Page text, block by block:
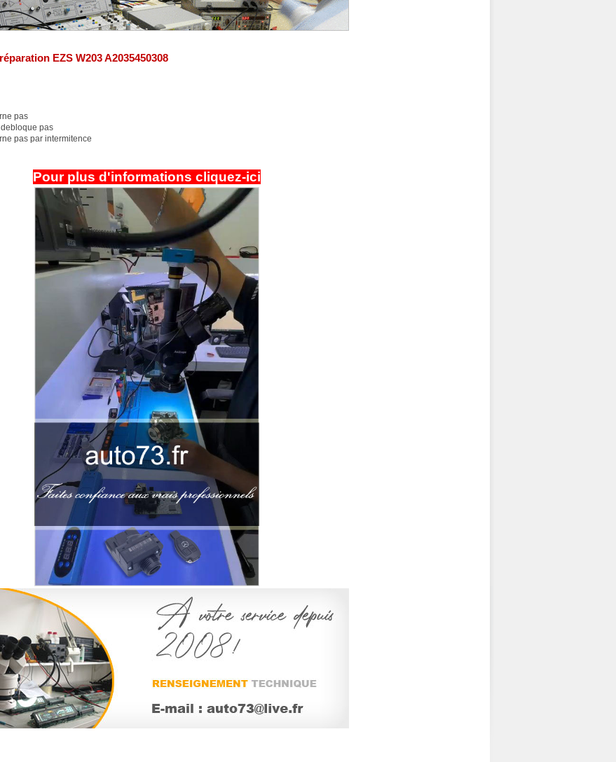
EZS W203 A2035450308
pas
debloque pas
pas par intermitence
Pour plus d'informations cliquez-ici